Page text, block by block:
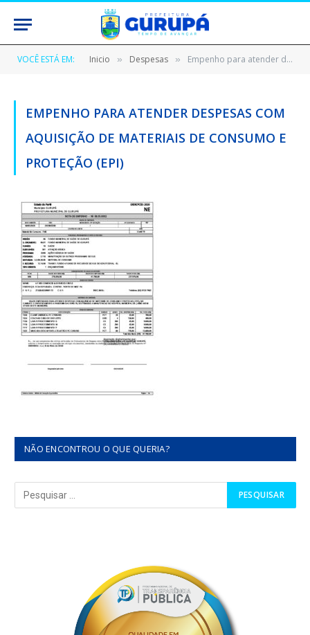
VOCÊ ESTÁ EM: Inicio » Despesas » Empenho para atender despesas com aquisição de materiais de consumo e proteção (EPI)
EMPENHO PARA ATENDER DESPESAS COM
AQUISIÇÃO DE MATERIAIS DE CONSUMO E
PROTEÇÃO (EPI)
NÃO ENCONTROU O QUE QUERIA?